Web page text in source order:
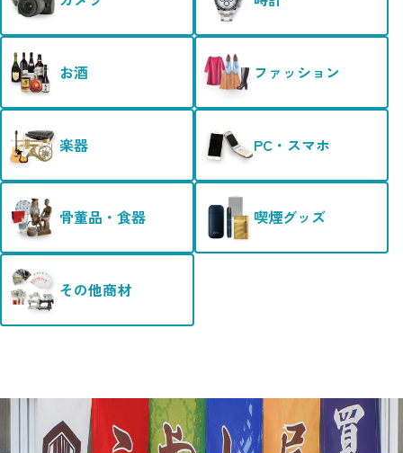
お酒 ファッション
楽器 PC・スマホ
骨董品・食器 喫煙グッズ
その他商材